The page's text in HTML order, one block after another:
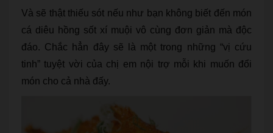
Và sẽ thật thiếu sót nếu như bạn không biết đến món
cá diêu hồng sốt xí muội vô cùng đơn giản mà độc
đáo. Chắc hẳn đây sẽ là một trong những “vị cứu
tinh” tuyệt vời của chị em nội trợ mỗi khi muốn đổi
món cho cả nhà đấy.